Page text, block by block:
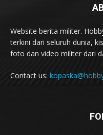
Website berita militer.
terkini dari seluruh dunia,
foto dan video militer dari
Contact us: